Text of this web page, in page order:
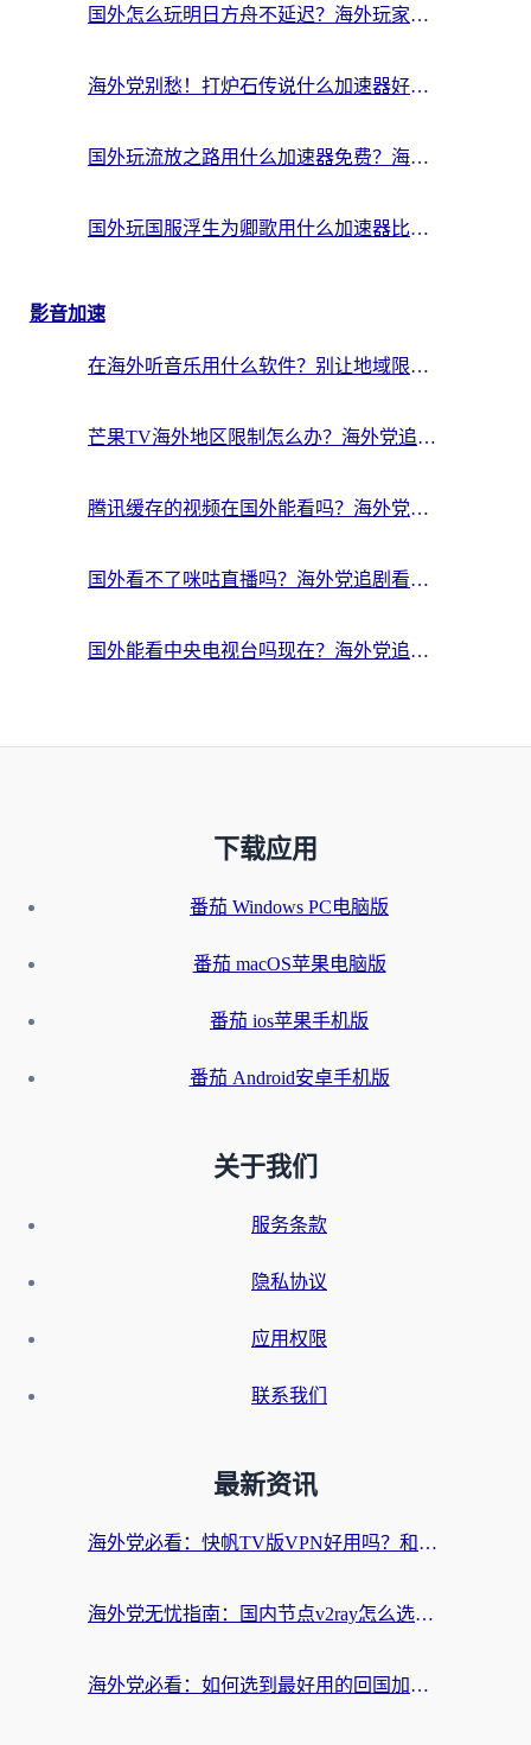
国外怎么玩明日方舟不延迟？海外玩家国服游戏加速终极指南（附DNF梦幻诛仙解决方案）
海外党别愁！打炉石传说什么加速器好用？3个实用技巧解决国服游戏卡顿
国外玩流放之路用什么加速器免费？海外党亲测有效的国服游戏加速指南
国外玩国服浮生为卿歌用什么加速器比较好？海外党亲测不踩坑指南
影音加速
在海外听音乐用什么软件？别让地域限制断了你的华语歌单
芒果TV海外地区限制怎么办？海外党追剧看片的实用加速器选择指南
腾讯缓存的视频在国外能看吗？海外党追剧看片的终极解决方案
国外看不了咪咕直播吗？海外党追剧看片的加速器选择指南
国外能看中央电视台吗现在？海外党追剧看央视的实用指南
下载应用
番茄 Windows PC电脑版
番茄 macOS苹果电脑版
番茄 ios苹果手机版
番茄 Android安卓手机版
关于我们
服务条款
隐私协议
应用权限
联系我们
最新资讯
海外党必看：快帆TV版VPN好用吗？和快游VPN对比哪个回国效果更好？附实用避坑指南
海外党无忧指南：国内节点v2ray怎么选？一键回国VPN+多场景实测帮你避坑
海外党必看：如何选到最好用的回国加速器？从节点到售后的全维度指南